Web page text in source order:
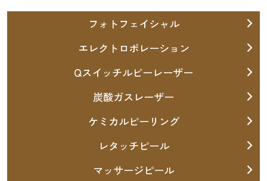
フォトフェイシャル
エレクトロポレーション
Qスイッチルビーレーザー
炭酸ガスレーザー
ケミカルピーリング
レタッチピール
マッサージピール